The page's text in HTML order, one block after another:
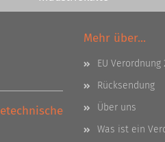
Mehr über...
EU Verordnung
Rücksendung
Über uns
Was ist ein